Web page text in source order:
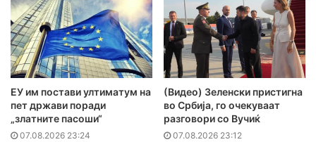
ЕУ им постави ултиматум на
пет држави поради
„златните пасоши“
07.08.2026 23:24
(Видео) Зеленски пристигна
во Србија, го очекуваат
разговори со Вучиќ
07.08.2026 23:12